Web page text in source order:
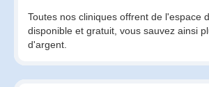
Toutes nos cliniques offrent de l'espace
disponible et gratuit, vous sauvez ainsi
d'argent.